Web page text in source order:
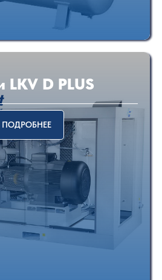
LKV D PLUS
ПОДРОБНЕЕ